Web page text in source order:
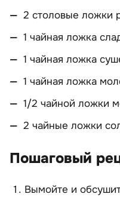
2 столовые ложки
1 чайная ложка
1 чайная ложка
1 чайная ложка
1/2 чайной ложки
2 чайные ложки
Пошаговый
Вымойте и